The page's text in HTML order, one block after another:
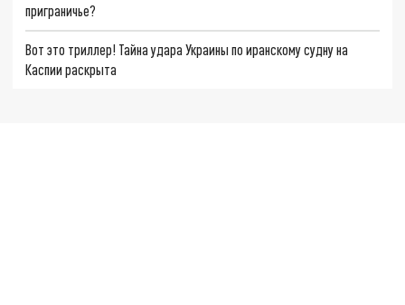
приграничье?
Вот это триллер! Тайна удара Украины по иранскому судну на
Каспии раскрыта